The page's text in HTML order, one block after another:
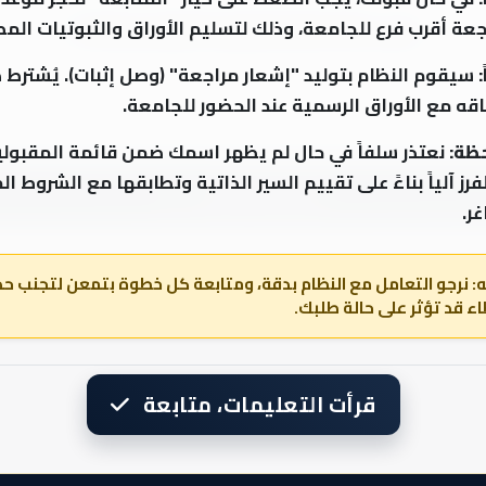
أقرب فرع للجامعة، وذلك لتسليم الأوراق والثبوتيات
سيقوم النظام بتوليد "إشعار مراجعة" (وصل إثبات). يُشترط
مع الأوراق الرسمية عند الحضور للجامعة.
نعتذر سلفاً في حال لم يظهر اسمك ضمن قائمة
آلياً بناءً على تقييم السير الذاتية وتطابقها مع الشروط
نرجو التعامل مع النظام بدقة، ومتابعة كل خطوة بتمعن لتجنب
قد تؤثر على حالة طلبك.
قرأت التعليمات، متابعة
يرجى إدخال الرقم الوطني للتحقق من ترشحك
متابعة الطلب
© جميع الحقوق محفوظة - جامعة الفرات | فريق الموقع الالكتروني